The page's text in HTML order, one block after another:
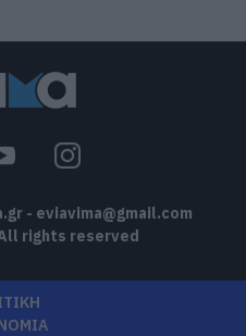
- eviavima@gmail.com
rights reserved